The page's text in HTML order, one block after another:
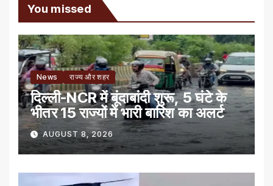
You missed
News राज्य और शहर
दिल्ली-NCR में बूंदाबांदी शुरू, 5 घंटे के
भीतर 15 राज्यों में भारी बारिश का अलर्ट
AUGUST 8, 2026